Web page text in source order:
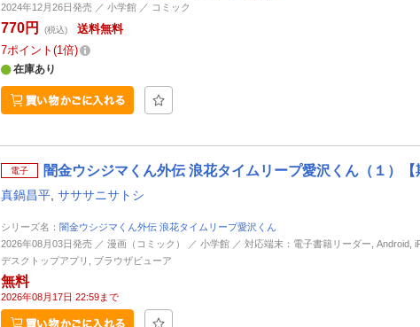
2024年12月26日発売 ／ 小学館 ／ コミック
770円 (税込)
送料無料
7ポイント 1倍
在庫あり
電子 闇金ウシジマくん外伝 浪花タイムリープ愛沢くん（１）
真鍋昌平 サササニサトシ
シリーズ名： 闇金ウシジマくん外伝 浪花タイムリープ愛沢くん
2026年08月03日発売 ／ 漫画（コミック） ／ 小学館 ／ 対応端末：電子書籍リーダー, Android,
デスクトップアプリ, ブラウザビューア
無料
2026年08月17日 22:59まで